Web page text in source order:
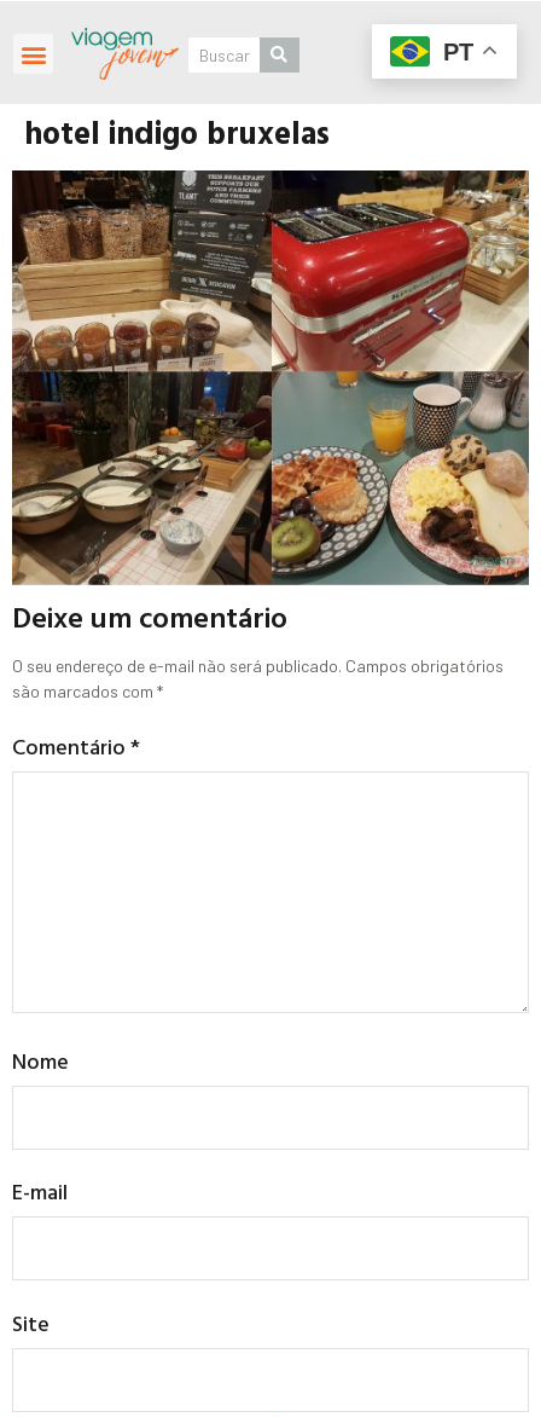
hotel indigo bruxelas
Deixe um comentário
O seu endereço de e-mail não será publicado. Campos obrigatórios
são marcados com *
Comentário*
Nome
E-mail
Site
PT